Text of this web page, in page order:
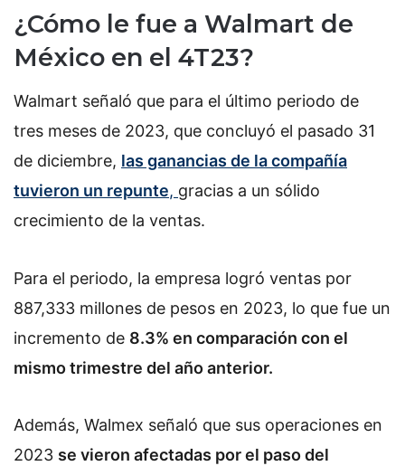
¿Cómo le fue a Walmart de
México en el 4T23?
Walmart señaló que para el último periodo de
tres meses de 2023, que concluyó el pasado 31
de diciembre, las ganancias de la compañía
tuvieron un repunte, gracias a un sólido
crecimiento de la ventas.
Para el periodo, la empresa logró ventas por
887,333 millones de pesos en 2023, lo que fue un
incremento de 8.3% en comparación con el
mismo trimestre del año anterior.
Además, Walmex señaló que sus operaciones en
2023 se vieron afectadas por el paso del